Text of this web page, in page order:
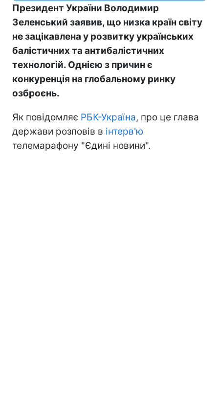
Президент України Володимир
Зеленський заявив, що низка країн світу
не зацікавлена у розвитку українських
балістичних та антибалістичних
технологій. Однією з причин є
конкуренція на глобальному ринку
озброєнь.
Як повідомляє РБК-Україна, про це глава
держави розповів в інтерв'ю
телемарафону "Єдині новини".